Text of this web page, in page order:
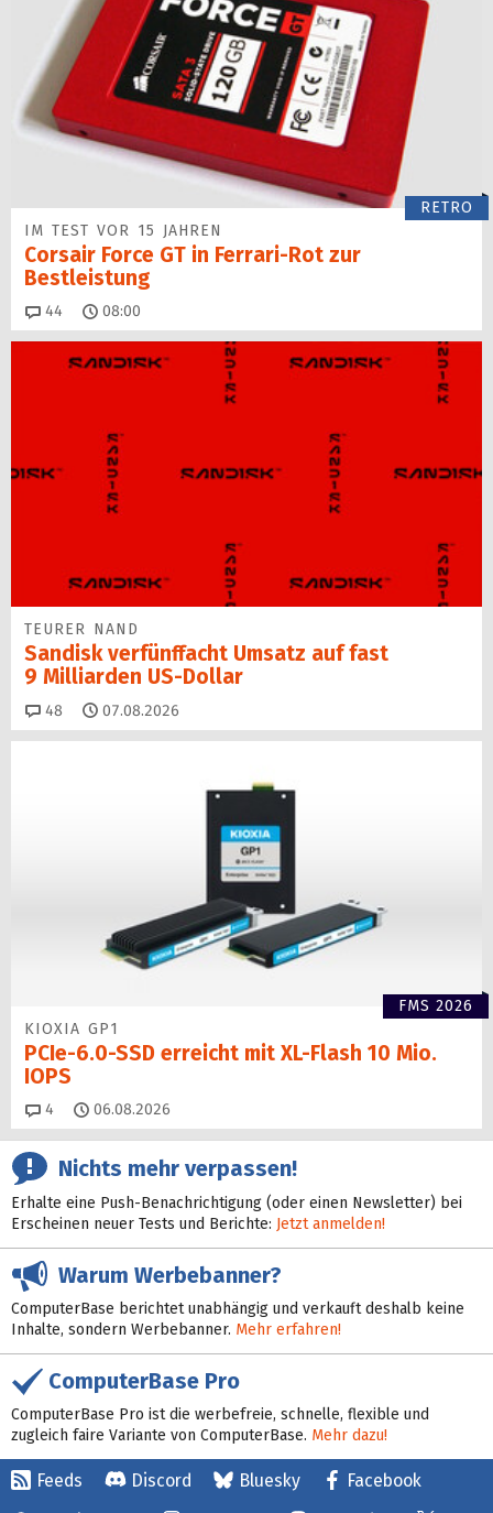
RETRO
IM TEST VOR 15 JAHREN
Corsair Force GT in Ferrari-Rot zur
Bestleistung
44 Kommentare
08:00
TEURER NAND
Sandisk verfünffacht Umsatz auf fast
9 Milliarden US-Dollar
48 Kommentare
07.08.2026
FMS 2026
KIOXIA GP1
PCIe-6.0-SSD erreicht mit XL-Flash 10 Mio.
IOPS
4 Kommentare
06.08.2026
Nichts mehr verpassen!
Erhalte eine Push-Benachrichtigung (oder einen Newsletter) bei
Erscheinen neuer Tests und Berichte: Jetzt anmelden!
Warum Werbebanner?
ComputerBase berichtet unabhängig und verkauft deshalb keine
Inhalte, sondern Werbebanner. Mehr erfahren!
ComputerBase Pro
ComputerBase Pro ist die werbefreie, schnelle, flexible und
zugleich faire Variante von ComputerBase. Mehr dazu!
Feeds Discord Bluesky
Facebook